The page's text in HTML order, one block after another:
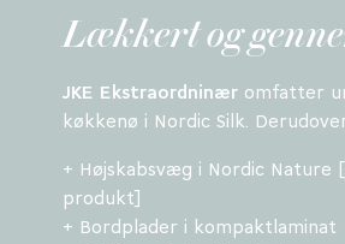
Lækkert og
JKE Ekstraordninær omfatter
køkkenø i Nordic Silk.
+ Højskabsvæg i Nordic Nature
produkt]
+ Bordplader i kompaktlaminat